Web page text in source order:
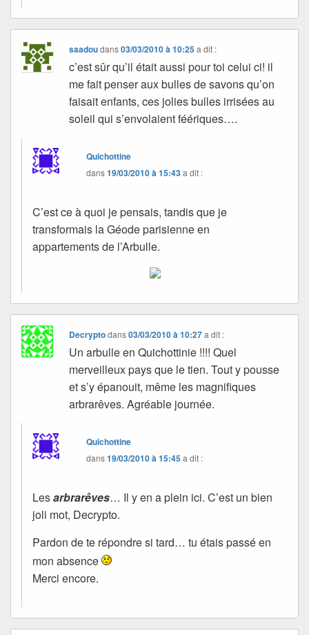
saadoudans03/03/2010 à 10:25 a dit :
c’est sûr qu’il était aussi pour toi celui ci! il
me fait penser aux bulles de savons qu’on
faisait enfants, ces jolies bulles irrisées au
soleil qui s’envolaient féériques….
Quichottine
dans19/03/2010 à 15:43a dit :
C’est ce à quoi je pensais, tandis que je
transformais la Géode parisienne en
appartements de l’Arbulle.
Decryptodans03/03/2010 à 10:27 a dit :
Un arbulle en Quichottinie !!!! Quel
merveilleux pays que le tien. Tout y pousse
et s’y épanouit, même les magnifiques
arbrarêves. Agréable journée.
Quichottine
dans19/03/2010 à 15:45a dit :
Lesarbrarêves… Il y en a plein ici. C’est un bien
joli mot, Decrypto.
Pardon de te répondre si tard… tu étais passé en
mon absence
Merci encore.